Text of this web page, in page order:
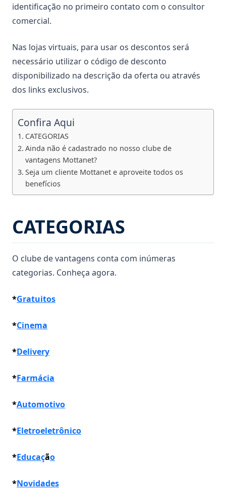
identificação no primeiro contato com o consultor
comercial.
Nas lojas virtuais, para usar os descontos será
necessário utilizar o código de desconto
disponibilizado na descrição da oferta ou através
dos links exclusivos.
Confira Aqui
CATEGORIAS
Ainda não é cadastrado no nosso clube de
vantagens Mottanet?
Seja um cliente Mottanet e aproveite todos os
benefícios
CATEGORIAS
O clube de vantagens conta com inúmeras
categorias. Conheça agora.
*Gratuitos
*Cinema
*Delivery
*Farmácia
*Automotivo
*Eletroeletrônico
*Educação
*Novidades